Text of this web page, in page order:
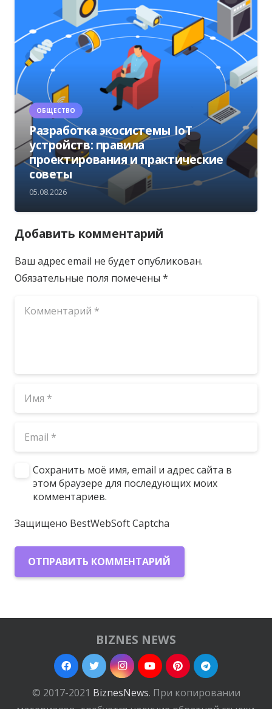
ОБЩЕСТВО
Разработка экосистемы IoT
устройств: правила
проектирования и практические
советы
05.08.2026
Добавить комментарий
Ваш адрес email не будет опубликован.
Обязательные поля помечены *
Сохранить моё имя, email и адрес сайта в
этом браузере для последующих моих
комментариев.
Защищено BestWebSoft Captcha
ОТПРАВИТЬ КОММЕНТАРИЙ
BIZNES NEWS
© 2017-2021 BiznesNews. При копировании